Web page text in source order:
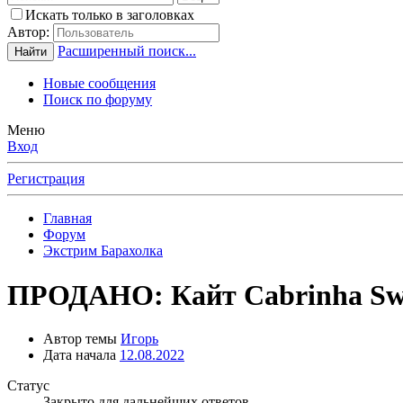
Искать только в заголовках
Автор:
Найти Расширенный поиск...
Новые сообщения
Поиск по форуму
Меню
Вход
Регистрация
Главная
Форум
Экстрим Барахолка
ПРОДАНО: Кайт Cabrinha
Автор темы Игорь
Дата начала 12.08.2022
Статус